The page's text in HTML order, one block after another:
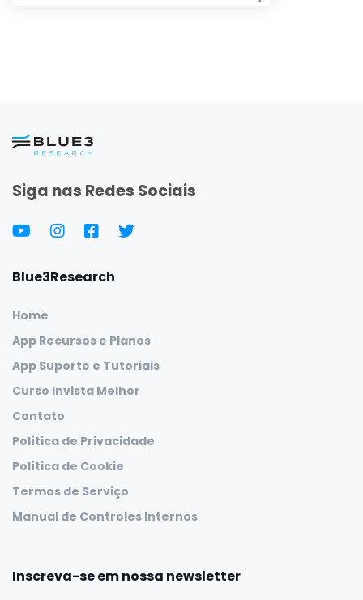
Siga nas Redes Sociais
Blue3Research
Home
App Recursos e Planos
App Suporte e Tutoriais
Curso Invista Melhor
Contato
Política de Privacidade
Política de Cookie
Termos de Serviço
Manual de Controles Internos
Inscreva-se em nossa newsletter